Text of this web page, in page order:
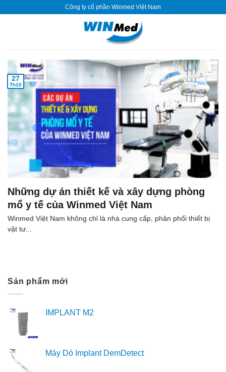
Công ty cổ phần Winmed Việt Nam
Những dự án thiết kế và xây dựng phòng
mổ y tế của Winmed Việt Nam
Winmed Việt Nam không chỉ là nhà cung cấp, phân phối thiết bị
vật tư...
27
Th10
Sản phẩm mới
IMPLANT M2
Máy Dò Implant DemDetect